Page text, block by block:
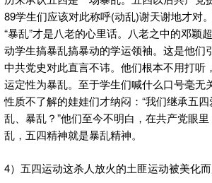
89学生们应该对此称呼(动乱)谢天谢地才对
“暴乱”才是八老的心里话。八老之中的邓颖
动学生搞暴乱搞暴动的学运领袖。这是他们
中共党史对此直言不讳。他们根本不用打听
运定性为暴乱。至于学生们喊什么口号毫无
性质不了解的娃娃们才纳闷：“我们继承五
乱、暴乱？”他们至今不明白，在共产党眼
乱，五四精神就是暴乱精神。
4）五四运动这杀人放火的土匪运动被美化